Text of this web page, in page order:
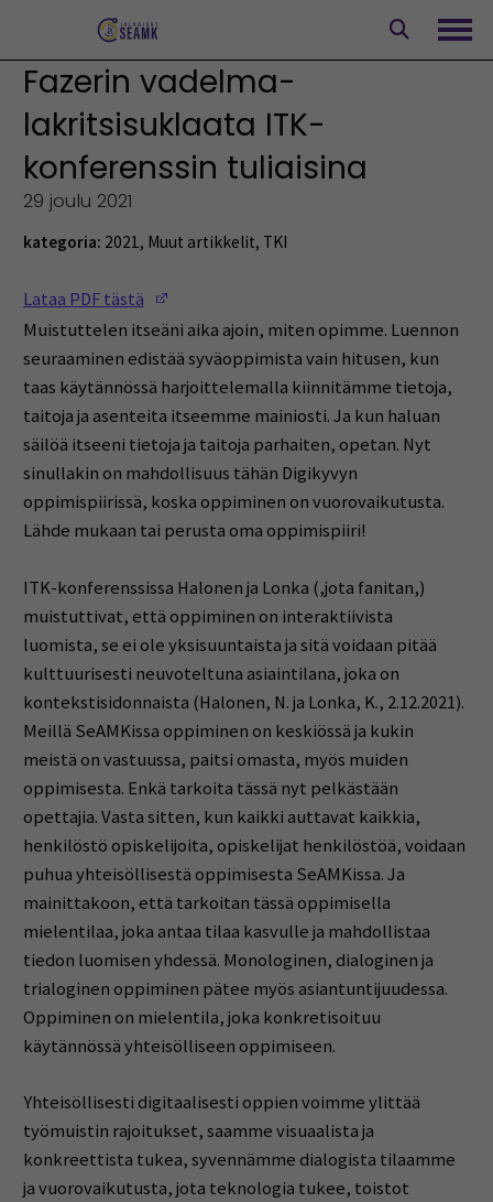
Fazerin vadelma-
lakritsisuklaata ITK-
konferenssin tuliaisina
29 joulu 2021
kategoria: 2021, Muut artikkelit, TKI
Lataa PDF tästä
Muistuttelen itseäni aika ajoin, miten opimme. Luennon
seuraaminen edistää syväoppimista vain hitusen, kun
taas käytännössä harjoittelemalla kiinnitämme tietoja,
taitoja ja asenteita itseemme mainiosti. Ja kun haluan
säilöä itseeni tietoja ja taitoja parhaiten, opetan. Nyt
sinullakin on mahdollisuus tähän Digikyvyn
oppimispiirissä, koska oppiminen on vuorovaikutusta.
Lähde mukaan tai perusta oma oppimispiiri!
ITK-konferenssissa Halonen ja Lonka (,jota fanitan,)
muistuttivat, että oppiminen on interaktiivista
luomista, se ei ole yksisuuntaista ja sitä voidaan pitää
kulttuurisesti neuvoteltuna asiaintilana, joka on
kontekstisidonnaista (Halonen, N. ja Lonka, K., 2.12.2021).
Meillä SeAMKissa oppiminen on keskiössä ja kukin
meistä on vastuussa, paitsi omasta, myös muiden
oppimisesta. Enkä tarkoita tässä nyt pelkästään
opettajia. Vasta sitten, kun kaikki auttavat kaikkia,
henkilöstö opiskelijoita, opiskelijat henkilöstöä, voidaan
puhua yhteisöllisestä oppimisesta SeAMKissa. Ja
mainittakoon, että tarkoitan tässä oppimisella
mielentilaa, joka antaa tilaa kasvulle ja mahdollistaa
tiedon luomisen yhdessä. Monologinen, dialoginen ja
trialoginen oppiminen pätee myös asiantuntijuudessa.
Oppiminen on mielentila, joka konkretisoituu
käytännössä yhteisölliseen oppimiseen.
Yhteisöllisesti digitaalisesti oppien voimme ylittää
työmuistin rajoitukset, saamme visuaalista ja
konkreettista tukea, syvennämme dialogista tilaamme
ja vuorovaikutusta, jota teknologia tukee, toistot